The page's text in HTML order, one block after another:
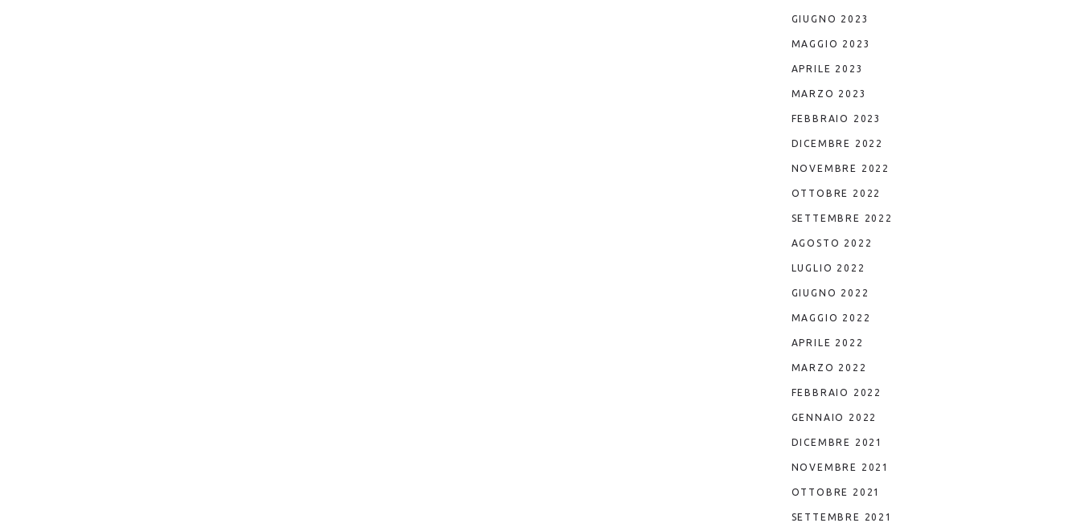
GIUGNO 2023
MAGGIO 2023
APRILE 2023
MARZO 2023
FEBBRAIO 2023
DICEMBRE 2022
NOVEMBRE 2022
OTTOBRE 2022
SETTEMBRE 2022
AGOSTO 2022
LUGLIO 2022
GIUGNO 2022
MAGGIO 2022
APRILE 2022
MARZO 2022
FEBBRAIO 2022
GENNAIO 2022
DICEMBRE 2021
NOVEMBRE 2021
OTTOBRE 2021
SETTEMBRE 2021